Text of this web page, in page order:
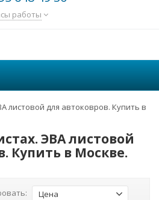
работы
листовой для автоковров. Купить в
ЭВА листовой
Купить в Москве.
Цена